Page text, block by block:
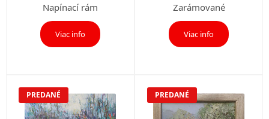
Napínací rám
Viac info
Zarámované
Viac info
PREDANÉ PREDANÉ